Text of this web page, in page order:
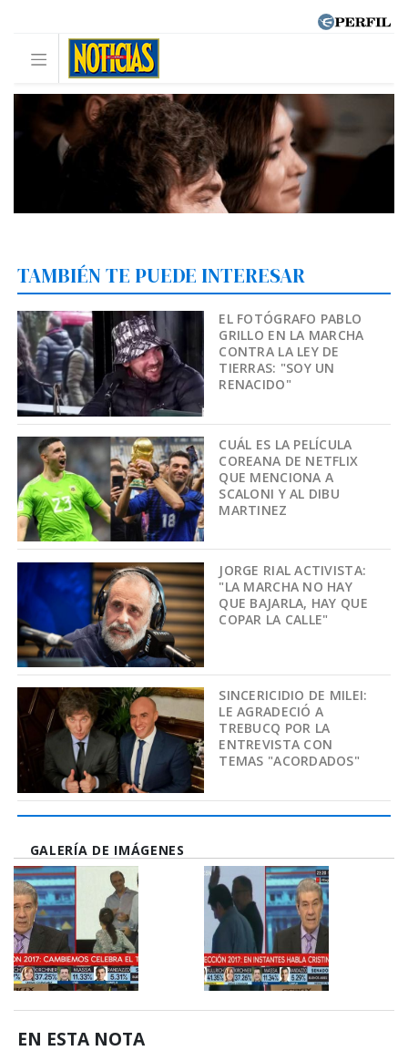
TAMBIÉN TE PUEDE INTERESAR
EL FOTÓGRAFO PABLO
GRILLO EN LA MARCHA
CONTRA LA LEY DE
TIERRAS: "SOY UN
RENACIDO"
CUÁL ES LA PELÍCULA
COREANA DE NETFLIX
QUE MENCIONA A
SCALONI Y AL DIBU
MARTINEZ
JORGE RIAL ACTIVISTA:
"LA MARCHA NO HAY
QUE BAJARLA, HAY QUE
COPAR LA CALLE"
SINCERICIDIO DE MILEI:
LE AGRADECIÓ A
TREBUCQ POR LA
ENTREVISTA CON
TEMAS "ACORDADOS"
GALERÍA DE IMÁGENES
EN ESTA NOTA